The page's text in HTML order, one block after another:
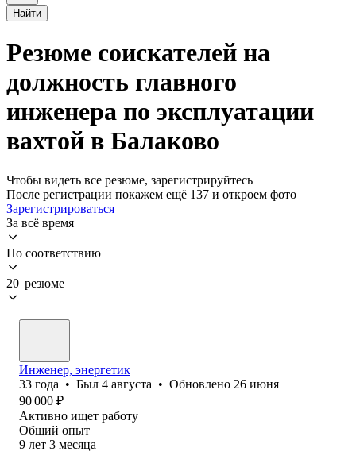
Найти
Резюме соискателей на
должность главного
инженера по эксплуатации
вахтой в Балаково
Чтобы видеть все резюме, зарегистрируйтесь
После регистрации покажем ещё 137 и откроем фото
Зарегистрироваться
За всё время
По соответствию
20 резюме
Инженер, энергетик
33 года • Был 4 августа • Обновлено 26 июня
90 000 ₽
Активно ищет работу
Общий опыт
9 лет 3 месяца